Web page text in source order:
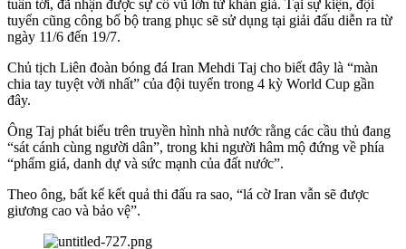
tuần tới, đã nhận được sự cổ vũ lớn từ khán giả. Tại sự kiện, đội
tuyển cũng công bố bộ trang phục sẽ sử dụng tại giải đấu diễn ra từ
ngày 11/6 đến 19/7.
Chủ tịch Liên đoàn bóng đá Iran Mehdi Taj cho biết đây là “màn
chia tay tuyệt vời nhất” của đội tuyển trong 4 kỳ World Cup gần
đây.
Ông Taj phát biểu trên truyền hình nhà nước rằng các cầu thủ đang
“sát cánh cùng người dân”, trong khi người hâm mộ đứng về phía
“phẩm giá, danh dự và sức mạnh của đất nước”.
Theo ông, bất kể kết quả thi đấu ra sao, “lá cờ Iran vẫn sẽ được
giương cao và bảo vệ”.